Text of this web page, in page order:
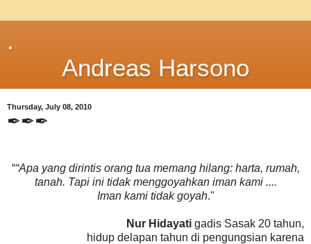
.
Andreas Harsono
Thursday, July 08, 2010
✒✒✒
““Apa yang dirintis orang tua memang hilang: harta, rumah,
tanah. Tapi ini tidak menggoyahkan iman kami ....
Iman kami tidak goyah."
Nur Hidayati gadis Sasak 20 tahun,
hidup delapan tahun di pengungsian karena